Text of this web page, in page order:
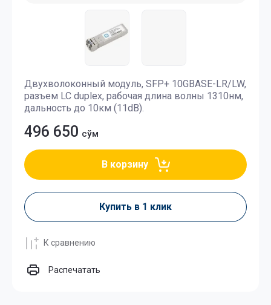
Двухволоконный модуль, SFP+ 10GBASE-LR/LW,
разъем LC duplex, рабочая длина волны 1310нм,
дальность до 10км (11dB).
496 650 сўм
В корзину
Купить в 1 клик
К сравнению
Распечатать